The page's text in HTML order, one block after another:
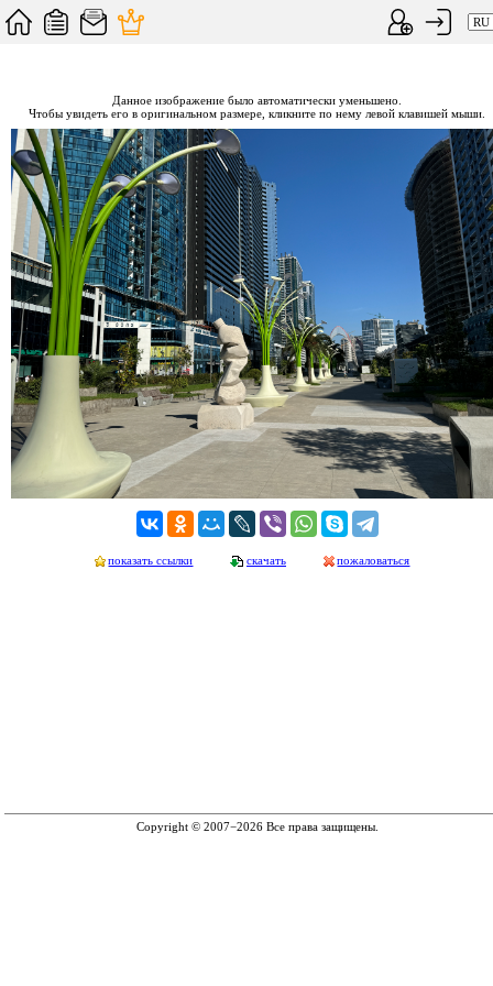
Данное изображение было автоматически уменьшено.
Чтобы увидеть его в оригинальном размере, кликните по нему левой клавишей мыши.
показать ссылки скачать пожаловаться
Copyright © 2007−2026 Все права защищены.